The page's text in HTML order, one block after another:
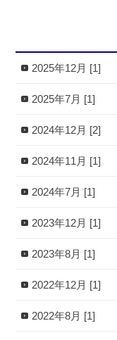
2025年12月 [1]
2025年7月 [1]
2024年12月 [2]
2024年11月 [1]
2024年7月 [1]
2023年12月 [1]
2023年8月 [1]
2022年12月 [1]
2022年8月 [1]